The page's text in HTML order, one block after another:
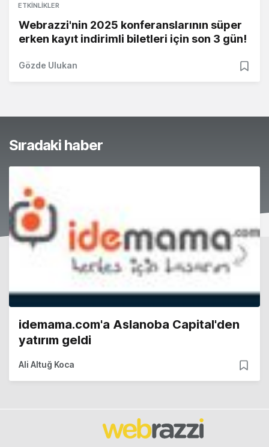
ETKINLIKLER
Webrazzi'nin 2025 konferanslarının süper
erken kayıt indirimli biletleri için son 3 gün!
Gözde Ulukan
Sıradaki haber
idemama.com'a Aslanoba Capital'den
yatırım geldi
Ali Altuğ Koca